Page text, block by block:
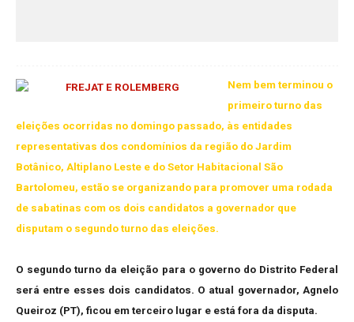
Nem bem terminou o
primeiro turno das
eleições ocorridas no domingo passado, às entidades
representativas dos condomínios da região do Jardim
Botânico, Altiplano Leste e do Setor Habitacional São
Bartolomeu, estão se organizando para promover uma rodada
de sabatinas com os dois candidatos a governador que
disputam o segundo turno das eleições.
O segundo turno da eleição para o governo do Distrito Federal
será entre esses dois candidatos. O atual governador, Agnelo
Queiroz (PT), ficou em terceiro lugar e está fora da disputa.